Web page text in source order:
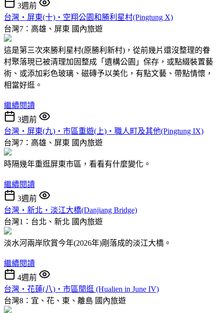
3週前
台灣‧屏東(十)‧空翔公園和勝利星村(Pingtung X)
台灣7：高雄、屏東 國內旅遊
這是第三次來勝利星村(原勝利新村)，從前幾片還沒整理的眷
村聚落現已被清理加固整成「遺構公園」保存，或點綴裝置藝
術、或添加彩色玻璃、磁磚予以美化，有點文藝、帶點情懷，
相當好逛。
繼續閱讀
3週前
台灣‧屏東(九)‧市區重遊(上)‧職人町及其他(Pingtung IX)
台灣7：高雄、屏東 國內旅遊
時隔幾年重逛屏東市區，看看有什麼變化。
繼續閱讀
3週前
台灣‧新北‧淡江大橋(Danjiang Bridge)
台灣1：台北、新北 國內旅遊
淡水河兩岸欣賞今年(2026年)剛落成的淡江大橋。
繼續閱讀
4週前
台灣‧花蓮(八)‧市區閒逛 (Hualien in June IV)
台灣8：宜、花、東、離島 國內旅遊